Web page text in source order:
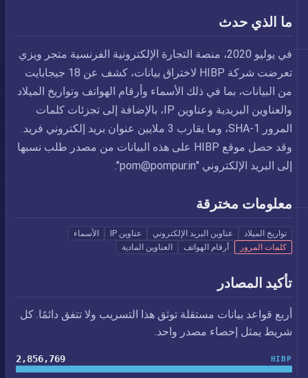
ما الذي حدث
في يوليو 2020، منصة التجارة الإلكترونية الفرنسية متجر ويزي
تعرضت شركة HIBP لاختراق بيانات، كشف عن 18 جيجابايت
من البيانات، بما في ذلك الأسماء وأرقام الهواتف وتواريخ الميلاد
والعناوين البريدية وعناوين IP، بالإضافة إلى تجزئات كلمات
المرور SHA-1، وما يقارب 3 ملايين عنوان بريد إلكتروني فريد.
وقد حصل موقع HIBP على هذه البيانات من مصدر طلب نسبها
إلى البريد الإلكتروني " pom@pompur.in
".
معلومات مخترقة
تواريخ الميلاد عناوين البريد الإلكتروني عناوين IP
الأسماء
كلمات المرور
أرقام الهواتف العناوين المادية
تأكيد المصادر
أربع قواعد بيانات مستقلة توثق هذا التسريب ولا تتفق دائمًا. كل
شريط يمثل إحصاء مصدر واحد.
HIBP
2,856,769